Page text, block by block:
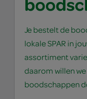
Je bestelt de
lokale SPAR in
assortiment
daarom willen
boodschappen